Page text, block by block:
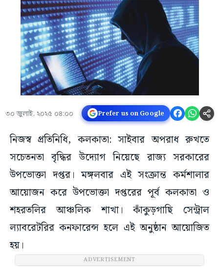
৩০ জুলাই, ২০২৫ ০৪:০০ Prefer us on Google
নিজস্ব প্রতিনিধি, কলকাতা: সাইবার অপরাধ রুখতে
সচেতনতা বৃদ্ধির উদ্যোগ নিয়েছে রাজ্য সরকারের
উপভোক্তা দপ্তর। মঙ্গলবার এই সংক্রান্ত কর্মশালার
আয়োজন করে উপভোক্তা দপ্তরের পূর্ব কলকাতা ও
শহরতলির আঞ্চলিক শাখা। কাঁকুড়গাছি সেন্ট্রাল
ল্যাবরেটরির কনফারেন্স হলে এই অনুষ্ঠান আয়োজিত
হয়।
ADVERTISEMENT